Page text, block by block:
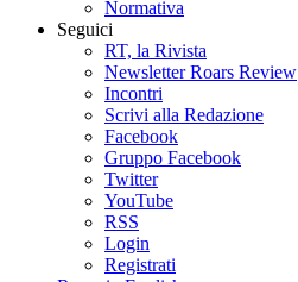
Normativa
Seguici
RT, la Rivista
Newsletter Roars Review
Incontri
Scrivi alla Redazione
Facebook
Gruppo Facebook
Twitter
YouTube
RSS
Login
Registrati